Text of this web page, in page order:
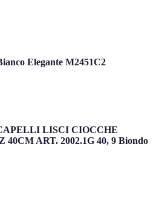
Elegante M2451C2
LISCI CIOCCHE
ART. 2002.1G 40, 9 Biondo